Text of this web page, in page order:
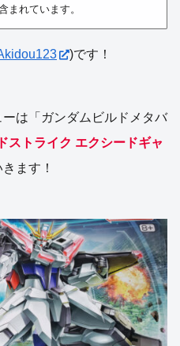
まれています。
)です！
は「ガンダムビルドメタバ
ストライク エクシードギャ
ます！